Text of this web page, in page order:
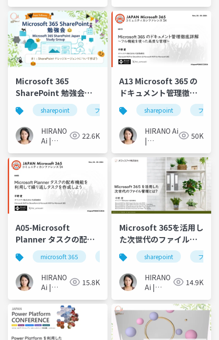
MVP 👉 ❤️
SharePoint
MVP 👉
❤️
SharePoint
Microsoft 365
SharePoint 勉強会
No1: SharePoint ナレ
ッジエージェントにつ
いて学ぼう
sharepoint ファイル管理
HIRANO
Ai |
MVP 👉
❤️
SharePoint
22.6K
A13 Microsoft 365 の
ドキュメント管理徹底
詳解 - フル機能を使っ
た高度な管理
sharepoint ファイ
HIRANO Ai
|
MVP 👉 ❤️
SharePoint
50K
A05-Microsoft
Planner タスクの配布
機能を利用して繰り返
しタスク作成をしよう
microsoft 365 タスク管理 microsoft planner
HIRANO
Ai |
MVP 👉
❤️
SharePoint
15.8K
Microsoft 365を活用し
た次世代のファイル管
理
sharepoint ファイ
HIRANO
Ai |
❤️
SharePoint
14.9K